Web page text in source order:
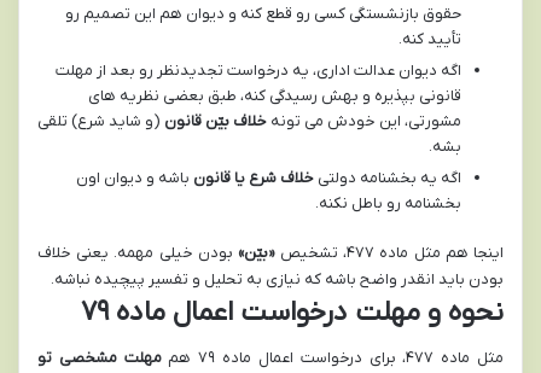
حقوق بازنشستگی کسی رو قطع کنه و دیوان هم این تصمیم رو
تأیید کنه.
اگه دیوان عدالت اداری، یه درخواست تجدیدنظر رو بعد از مهلت
قانونی بپذیره و بهش رسیدگی کنه، طبق بعضی نظریه های
مشورتی، این خودش می تونه خلاف بیّن قانون (و شاید شرع) تلقی
بشه.
اگه یه بخشنامه دولتی خلاف شرع یا قانون باشه و دیوان اون
بخشنامه رو باطل نکنه.
اینجا هم مثل ماده ۴۷۷، تشخیص «بیّن» بودن خیلی مهمه. یعنی خلاف
بودن باید انقدر واضح باشه که نیازی به تحلیل و تفسیر پیچیده نباشه.
نحوه و مهلت درخواست اعمال ماده ۷۹
مثل ماده ۴۷۷، برای درخواست اعمال ماده ۷۹ هم
مهلت مشخصی تو